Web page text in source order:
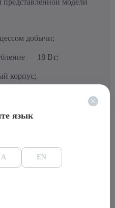
добычи;
— 18 Вт;
корпус;
инструментом для тех,
расходы и
язык
EN